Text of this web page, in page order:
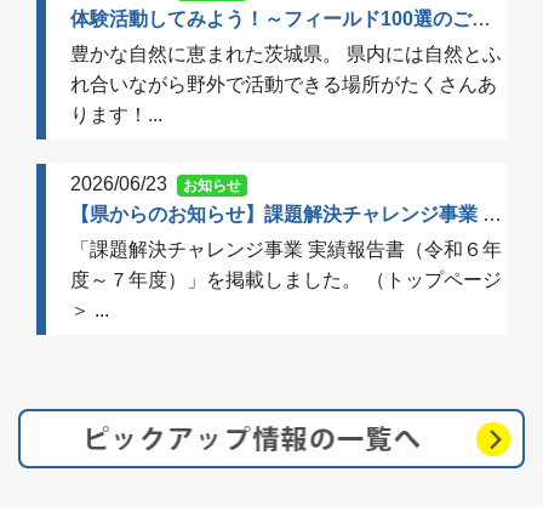
体験活動してみよう！～フィールド100選のご案内～
豊かな自然に恵まれた茨城県。 県内には自然とふ
れ合いながら野外で活動できる場所がたくさんあ
ります！...
2026/06/23 お知らせ
【県からのお知らせ】課題解決チャレンジ事業 実績報告書（令和６年度～７年度）を掲載しました
「課題解決チャレンジ事業 実績報告書（令和６年
度～７年度）」を掲載しました。 （トップページ
＞ ...